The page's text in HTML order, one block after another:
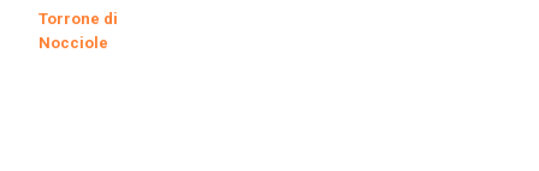
Torrone di
Nocciole